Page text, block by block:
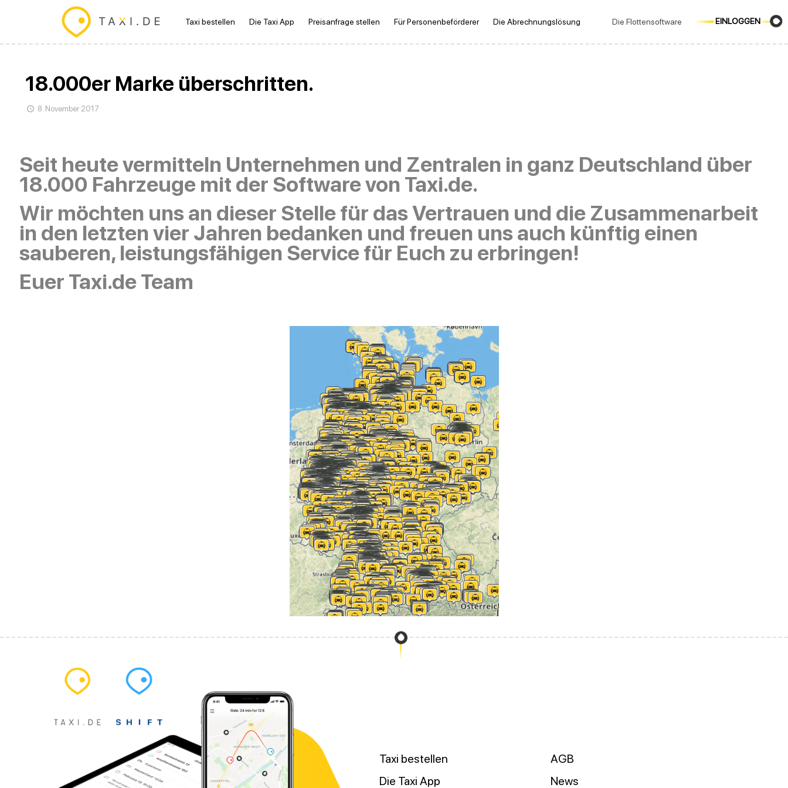
Taxi bestellen Die Taxi App Preisanfrage stellen Für Personenbeförderer Die Abrechnungslösung Die Flottensoftware EINLOGGEN
18.000er Marke überschritten.
8. November 2017
Seit heute vermitteln Unternehmen und Zentralen in ganz Deutschland über
18.000 Fahrzeuge mit der Software von Taxi.de.
Wir möchten uns an dieser Stelle für das Vertrauen und die Zusammenarbeit
in den letzten vier Jahren bedanken und freuen uns auch künftig einen
sauberen, leistungsfähigen Service für Euch zu erbringen!
Euer Taxi.de Team
Taxi bestellen
Die Taxi App
AGB
News